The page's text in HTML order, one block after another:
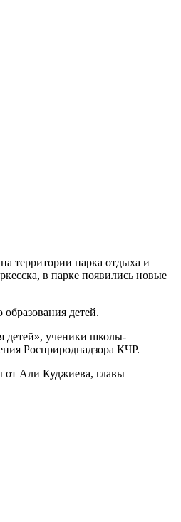
территории парка отдыха и
в парке появились новые
детей.
детей», ученики школы-
Росприроднадзора КЧР.
от Али Куджиева, главы